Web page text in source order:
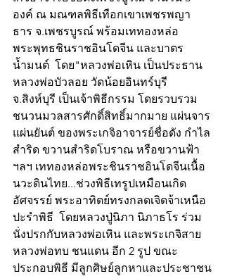
องค์ ณ มณฑลพิธีเทือกเขาเพชรพญา
ธาร จ.เพชรบูรณ์ พร้อมเททองหล่อ
พระพุทธชินราชอินโดจีน และบาตร
น้ำมนต์  โดย"หลวงพ่อเหิน เป็นประธาน
หลวงพ่อบัวลอย วัดน้อยอินทร์บุรี
จ.สิงห์บุรี เป็นเจ้าพิธีกรรม โดยรวบรวม
ชนวนมวลสารศักดิ์สิทธิ์มากมาย แผ่นจาร
แผ่นยันต์ ของพระเกจิอาจารย์ชื่อดัง กำไล
สำริด ขวานสำริดโบราณ หรือขวานฟ้า
ฯลฯ เททองหล่อพระชินราชอินโดจีนเนื้อ
นวะดินไทย...ช่วงพิธีเทรูปเหมือนเกิด
อัศจรรย์ พระอาทิตย์ทรงกลดเจิดจ้าเหนือ
ปะรำพิธี  โดยหลวงปู่นิภา นิภาธโร ร่วม
นั่งปรกกับหลวงพ่อเหิน และพระเกจิสาย
หลวงพ่อทบ ชนแดน อีก 2 รูป ขณะ
ประกอบพิธี มีลูกศิษย์ลูกหาและประชาชน